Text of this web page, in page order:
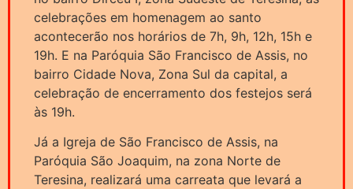
celebrações em homenagem ao santo
acontecerão nos horários de 7h, 9h, 12h, 15h e
19h. E na Paróquia São Francisco de Assis, no
bairro Cidade Nova, Zona Sul da capital, a
celebração de encerramento dos festejos será
às 19h.
Já a Igreja de São Francisco de Assis, na
Paróquia São Joaquim, na zona Norte de
Teresina, realizará uma carreata que levará a